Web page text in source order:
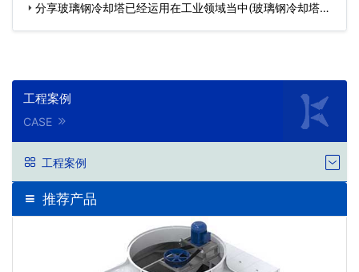
… 分享玻璃钢冷却塔已经运用在工业领域当中(玻璃钢冷却塔介
绍…
工程案例
CASE
工程案例
推荐产品